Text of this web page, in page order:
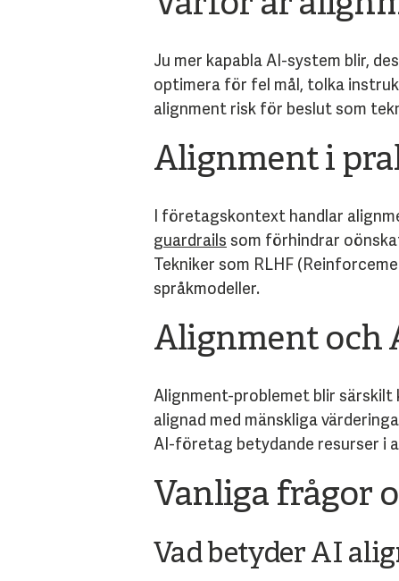
Ju mer kapabla AI-system blir,
optimera för fel mål, tolka
alignment risk för beslut som
Alignment i
I företagskontext handlar
guardrails som förhindrar
Tekniker som RLHF
språkmodeller.
Alignment och
Alignment-problemet blir särskilt
alignad med mänskliga
AI-företag betydande resurser i
Vanliga frågor
Vad betyder AI